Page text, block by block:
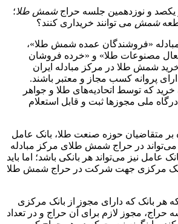
و نوزدهمین جلسه حراجشمش طلا؛
شمش می توانند خریداری کنند؟
«فروشندگان عمده شمش طلا»،
فعال مصنوعات طلا» و «خرده فروشان
شمش طلا در مرکز مبادله ایران
پروانه کسب مجاز و معتبر باشند.
که توسط اتحادیه‌های طلا و جواهر
ملی مجوزها ثبت و قابل استعلام
بر متقاضیان حوزه صنعت طلا، بانک عامل
می‌تواند در حراج شمش طلای مرکز مبادله
عامل نیز می‌تواند هر بانکی باشد؛ اما باید
بانک مرکزی جهت شرکت در حراج شمش طلا
که هر بانک که دارای مجوز از بانک مرکزی
حراج، مجوز لازم برای آن حراج و در تعداد